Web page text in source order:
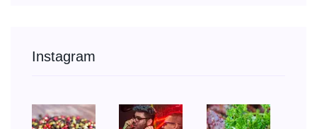
Instagram